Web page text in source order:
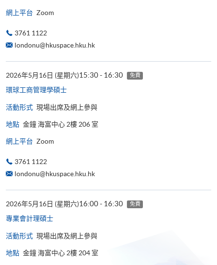
網上平台 Zoom
3761 1122
londonu@hkuspace.hku.hk
2026年5月16日 (星期六)15:30 - 16:30 免費
環球工商管理學​碩士
活動形式 現場出席及網上參與
地點 金鐘 海富中心 2樓 206 室
網上平台 Zoom
3761 1122
londonu@hkuspace.hku.hk
2026年5月16日 (星期六)16:00 - 16:30 免費
專業會計理碩士
活動形式 現場出席及網上參與
地點 金鐘 海富中心 2樓 204 室